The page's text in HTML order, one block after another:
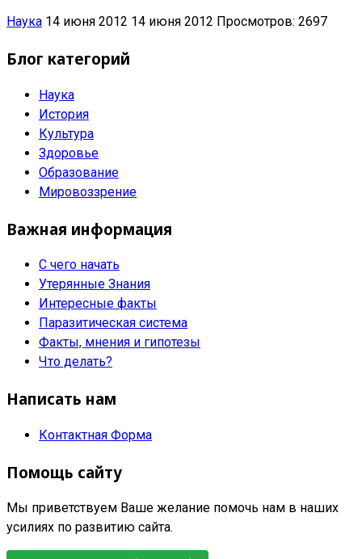
Наука 14 июня 2012 14 июня 2012 Просмотров: 2697
Блог категорий
Наука
История
Культура
Здоровье
Образование
Мировоззрение
Важная информация
С чего начать
Утерянные Знания
Интересные факты
Паразитическая система
Факты, мнения и гипотезы
Что делать?
Написать нам
Контактная Форма
Помощь сайту
Мы приветствуем Ваше желание помочь нам в наших
усилиях по развитию сайта.